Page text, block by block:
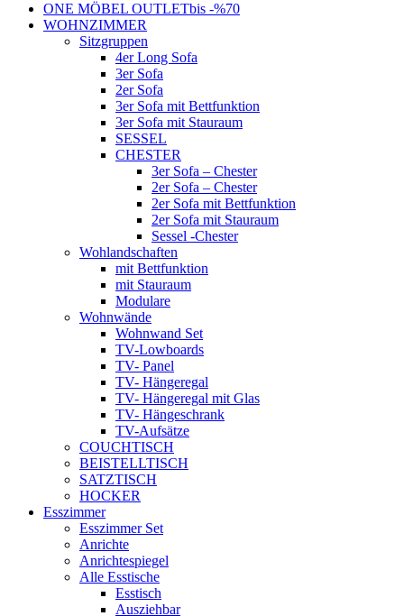
ONE MÖBEL OUTLETbis -%70
WOHNZIMMER
Sitzgruppen
4er Long Sofa
3er Sofa
2er Sofa
3er Sofa mit Bettfunktion
3er Sofa mit Stauraum
SESSEL
CHESTER
3er Sofa – Chester
2er Sofa – Chester
2er Sofa mit Bettfunktion
2er Sofa mit Stauraum
Sessel -Chester
Wohlandschaften
mit Bettfunktion
mit Stauraum
Modulare
Wohnwände
Wohnwand Set
TV-Lowboards
TV- Panel
TV- Hängeregal
TV- Hängeregal mit Glas
TV- Hängeschrank
TV-Aufsätze
COUCHTISCH
BEISTELLTISCH
SATZTISCH
HOCKER
Esszimmer
Esszimmer Set
Anrichte
Anrichtespiegel
Alle Esstische
Esstisch
Ausziehbar